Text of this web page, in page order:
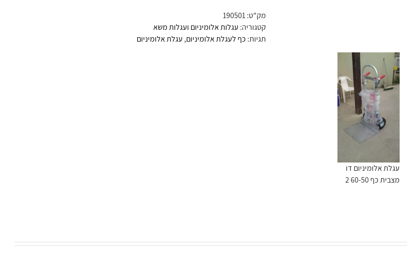
מק"ט:190501
קטגוריה: עגלות אלומיניום ועגלות משא
תגיות: כף לעגלת אלומיניום, עגלת אלומיניום
עגלת אלומיניום דו
מצבית כף 60-50 2